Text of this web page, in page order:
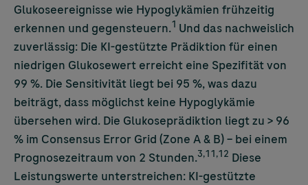
Glukoseereignisse wie Hypoglykämien frühzeitig
erkennen und gegensteuern.1 Und das nachweislich
zuverlässig: Die KI-gestützte Prädiktion für einen
niedrigen Glukosewert erreicht eine Spezifität von
99 %. Die Sensitivität liegt bei 95 %, was dazu
beiträgt, dass möglichst keine Hypoglykämie
übersehen wird. Die Glukoseprädiktion liegt zu > 96
% im Consensus Error Grid (Zone A & B) – bei einem
Prognosezeitraum von 2 Stunden.3,11,12 Diese
Leistungswerte unterstreichen: KI-gestützte